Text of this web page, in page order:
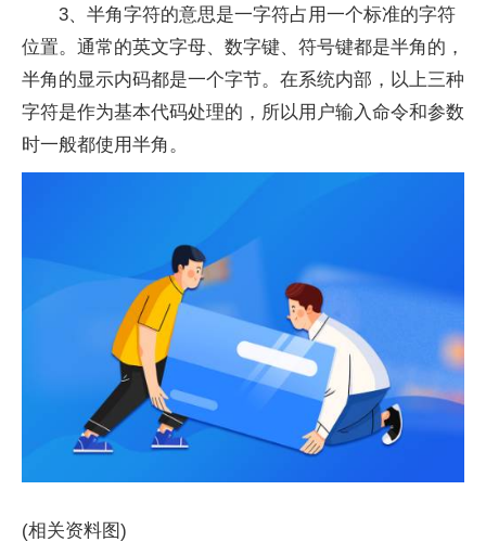
3、半角字符的意思是一字符占用一个标准的字符
位置。通常的英文字母、数字键、符号键都是半角的，
半角的显示内码都是一个字节。在系统内部，以上三种
字符是作为基本代码处理的，所以用户输入命令和参数
时一般都使用半角。
(相关资料图)